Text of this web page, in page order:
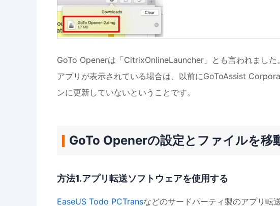
GoTo Openerは「CitrixOnlineLauncher」とも言われまし
アプリが表示されている場合は、以前にGoToAssist
ンに更新していないということです。
GoTo Openerの設定とファイルを移
方法1.アプリ転送ソフトウェアを使用する
EaseUS Todo PCTransなどのサードパーティ製のアプリ転